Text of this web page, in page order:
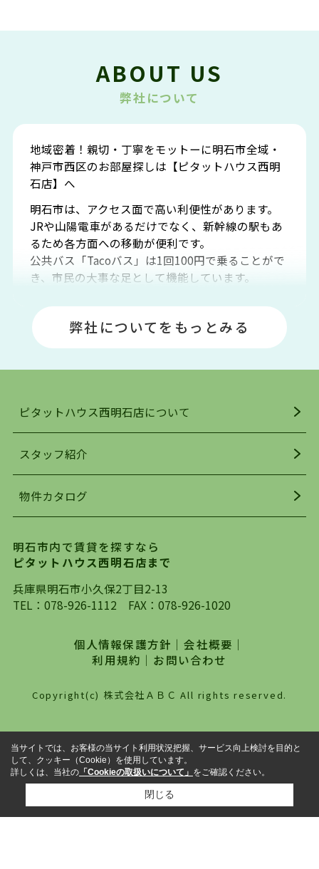
ABOUT US
弊社について
地域密着！親切・丁寧をモットーに明石市全域・
神戸市西区のお部屋探しは【ピタットハウス西明
石店】へ
明石市は、アクセス面で高い利便性があります。
JRや山陽電車があるだけでなく、新幹線の駅もあ
るため各方面への移動が便利です。
公共バス「Tacoバス」は1回100円で乗ることがで
き、市民の大事な足として機能しています。
場や釣りスポットが多くあります。JR「大久保
駅」周辺には、ビブレ・イオンをはじめとした買
い物施設も多くあり、買い物にも困りません。
明石駅・西明石駅を中心に、明石市・神戸市西区
でお部屋探している方は、ぜひ当ＨＰにて物件を
お探しになってください。弊社は、スタッフの平
を行っており地域最大級の情報取扱量を誇ってお
ります。店頭で限られた物件をご紹介する、従来
自身でインターネットを利用し、理想のお部屋を
探していただき、選択していただいた物件情報に
対して、専門知識を持ったスタッフがサポートさ
せていただくスタイルを心がけております。私た
は、一度だけでは終わらない、お客様との末長い
お付き合いです。初めての一人暮らしから、就
職・ご結婚・売買物件の購入、などなど一生涯に
わたる、良きアドバイザーとして、地域に密着し
た営業スタイルで様々なお役立ちができればと強
わせください。
弊社についてをもっとみる
ピタットハウス西明石店について
スタッフ紹介
物件カタログ
明石市内で賃貸を探すなら
ピタットハウス西明石店まで
兵庫県明石市小久保2丁目2-13
TEL： 078-926-1112 FAX：078-926-1020
個人情報保護方針 ｜会社概要 ｜
利用規約 ｜ お問い合わせ
Copyright(c) 株式会社ＡＢＣ All rights reserved.
当サイトでは、お客様の当サイト利用状況把握、サービス向上検討を目的と
して、クッキー（Cookie）を使用しています。
詳しくは、当社の 「Cookieの取扱いについて」 をご確認ください。
閉じる